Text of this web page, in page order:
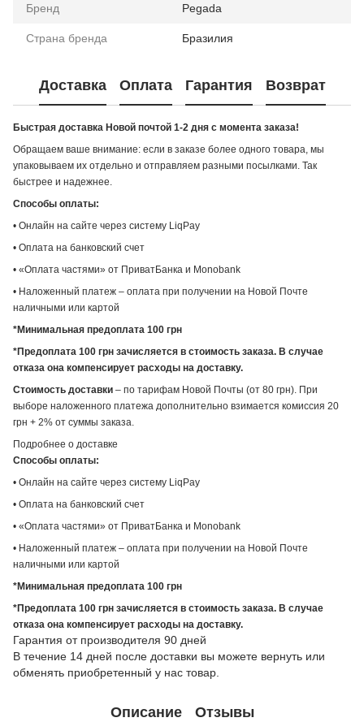
Бренд Pegada
Страна бренда Бразилия
Доставка Оплата Гарантия Возврат
Быстрая доставка Новой почтой 1-2 дня с момента заказа!
Обращаем ваше внимание: если в заказе более одного товара, мы
упаковываем их отдельно и отправляем разными посылками. Так
быстрее и надежнее.
Способы оплаты:
• Онлайн на сайте через систему LiqPay
• Оплата на банковский счет
• «Оплата частями» от ПриватБанка и Monobank
• Наложенный платеж – оплата при получении на Новой Почте
наличными или картой
*Минимальная предоплата 100 грн
*Предоплата 100 грн зачисляется в стоимость заказа. В случае
отказа она компенсирует расходы на доставку.
Стоимость доставки – по тарифам Новой Почты (от 80 грн). При
выборе наложенного платежа дополнительно взимается комиссия 20
грн + 2% от суммы заказа.
Подробнее о доставке
Способы оплаты:
• Онлайн на сайте через систему LiqPay
• Оплата на банковский счет
• «Оплата частями» от ПриватБанка и Monobank
• Наложенный платеж – оплата при получении на Новой Почте
наличными или картой
*Минимальная предоплата 100 грн
*Предоплата 100 грн зачисляется в стоимость заказа. В случае
отказа она компенсирует расходы на доставку.
Гарантия от производителя 90 дней
В течение 14 дней после доставки вы можете вернуть или
обменять приобретенный у нас товар.
Описание Отзывы